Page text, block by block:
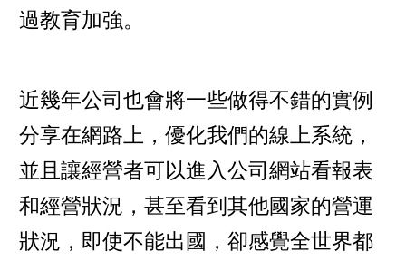
過教育加強。
近幾年公司也會將一些做得不錯的實例
分享在網路上，優化我們的線上系統，
並且讓經營者可以進入公司網站看報表
和經營狀況，甚至看到其他國家的營運
狀況，即使不能出國，卻感覺全世界都